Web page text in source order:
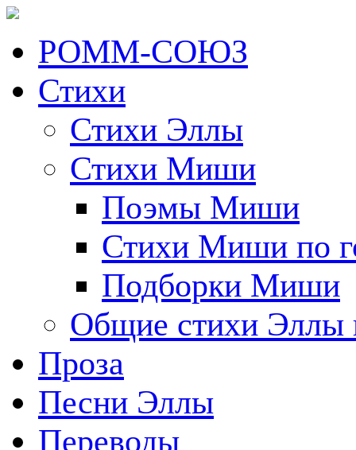
РОММ-СОЮЗ
Стихи
Стихи Эллы
Стихи Миши
Поэмы Миши
Стихи Миши по
Подборки Миши
Общие стихи
Проза
Песни Эллы
Переводы